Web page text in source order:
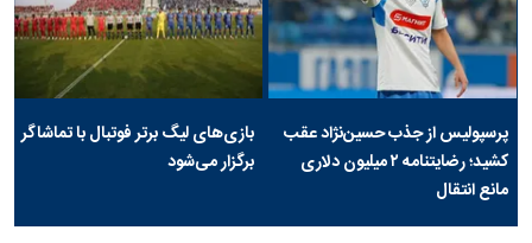
پرسپولیس از جذب حسین‌نژاد عقب
کشید؛ رضایتنامه ۲ میلیون دلاری
مانع انتقال
بازی‌های لیگ برتر فوتبال با تماشاگر
برگزار می‌شود